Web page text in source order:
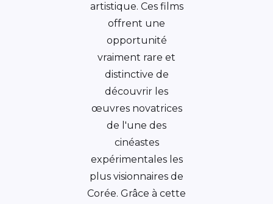
artistique. Ces films
offrent une
opportunité
vraiment rare et
distinctive de
découvrir les
œuvres novatrices
de l'une des
cinéastes
expérimentales les
plus visionnaires de
Corée. Grâce à cette